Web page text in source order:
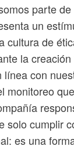
parte
un
cultura de
la
línea con
monitoreo
solo cumplir
es una